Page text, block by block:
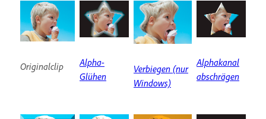
Originalclip
Alpha-
Glühen
Verbiegen (nur
Windows)
Alphakanal
abschrägen